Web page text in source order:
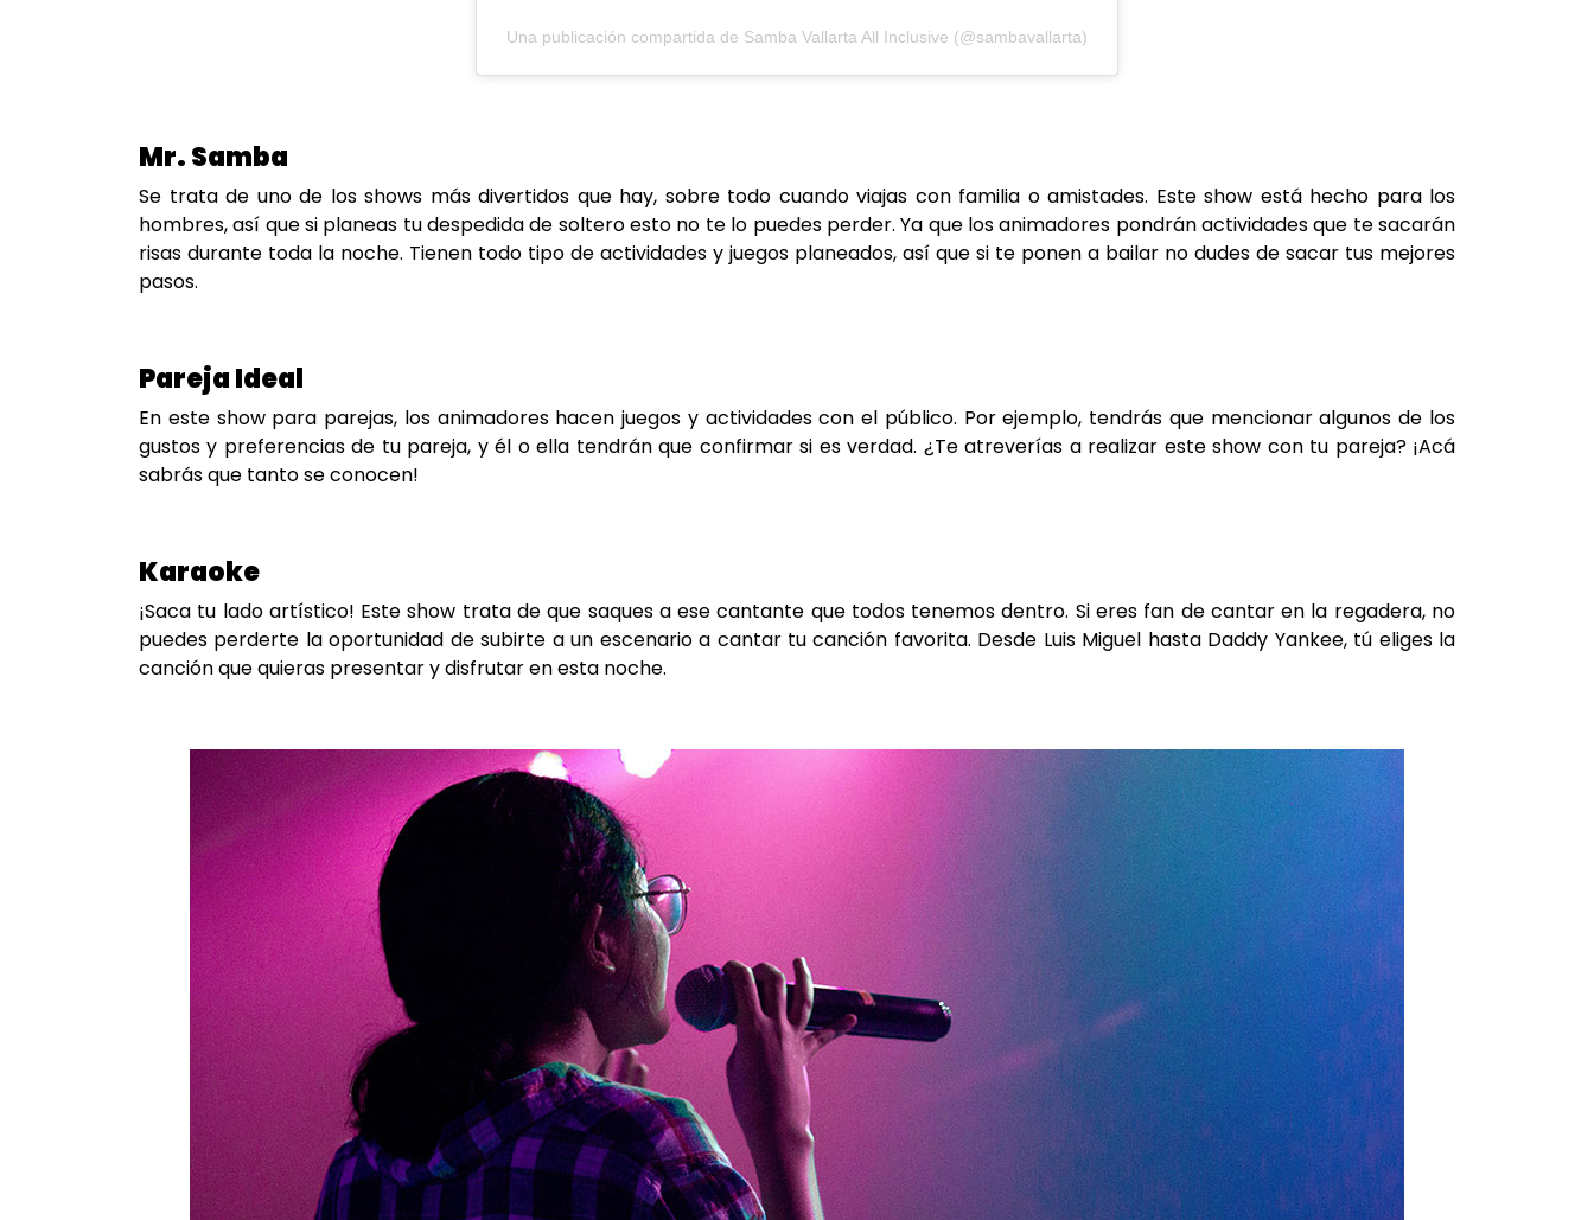
Una publicación compartida de Samba Vallarta All Inclusive (@sambavallarta)
Mr. Samba
Se trata de uno de los shows más divertidos que hay, sobre todo cuando viajas con familia o amistades. Este show está hecho para los
hombres, así que si planeas tu despedida de soltero esto no te lo puedes perder. Ya que los animadores pondrán actividades que te sacarán
risas durante toda la noche. Tienen todo tipo de actividades y juegos planeados, así que si te ponen a bailar no dudes de sacar tus mejores
pasos.
Pareja Ideal
En este show para parejas, los animadores hacen juegos y actividades con el público. Por ejemplo, tendrás que mencionar algunos de los
gustos y preferencias de tu pareja, y él o ella tendrán que confirmar si es verdad. ¿Te atreverías a realizar este show con tu pareja? ¡Acá
sabrás que tanto se conocen!
Karaoke
¡Saca tu lado artístico! Este show trata de que saques a ese cantante que todos tenemos dentro. Si eres fan de cantar en la regadera, no
puedes perderte la oportunidad de subirte a un escenario a cantar tu canción favorita. Desde Luis Miguel hasta Daddy Yankee, tú eliges la
canción que quieras presentar y disfrutar en esta noche.